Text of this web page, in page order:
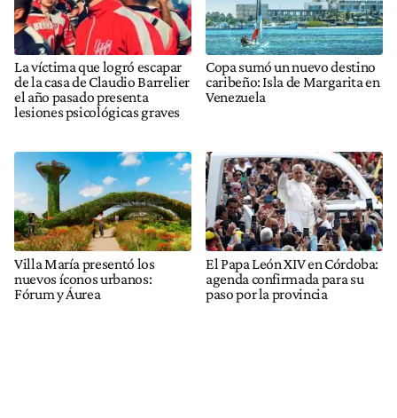
La víctima que logró escapar
de la casa de Claudio Barrelier
el año pasado presenta
lesiones psicológicas graves
Copa sumó un nuevo destino
caribeño: Isla de Margarita en
Venezuela
Villa María presentó los
nuevos íconos urbanos:
Fórum y Áurea
El Papa León XIV en Córdoba:
agenda confirmada para su
paso por la provincia